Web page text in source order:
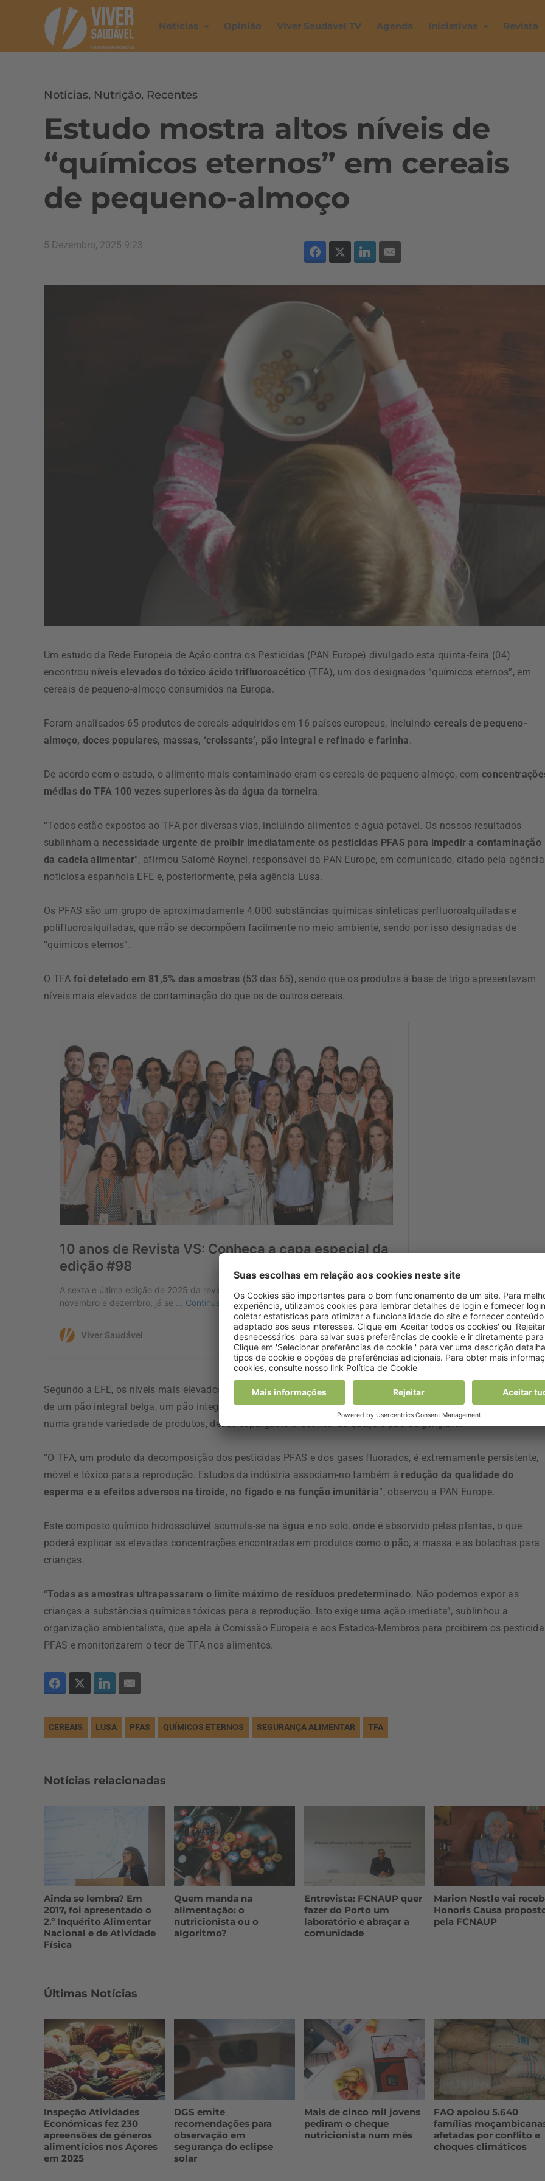
Notícias Opinião Viver Saudável TV Agenda Iniciativas Revista
Notícias, Nutrição, Recentes
Estudo mostra altos níveis de
“químicos eternos” em cereais
de pequeno-almoço
5 Dezembro, 2025 9:23
Um estudo da Rede Europeia de Ação contra os Pesticidas (PAN Europe) divulgado esta quinta-feira (04)
encontrou níveis elevados do tóxico ácido trifluoroacético (TFA), um dos designados “químicos eternos”, em
cereais de pequeno-almoço consumidos na Europa.
Foram analisados 65 produtos de cereais adquiridos em 16 países europeus, incluindo cereais de pequeno-
almoço, doces populares, massas, ‘croissants’, pão integral e refinado e farinha.
De acordo com o estudo, o alimento mais contaminado eram os cereais de pequeno-almoço, com
médias do TFA 100 vezes superiores às da água da torneira.
“Todos estão expostos ao TFA por diversas vias, incluindo alimentos e água potável. Os nossos resultados
sublinham a necessidade urgente de proibir imediatamente os pesticidas PFAS para impedir a contaminação
da cadeia alimentar“, afirmou Salomé Roynel, responsável da PAN Europe, em comunicado, citado pela agência
noticiosa espanhola EFE e, posteriormente, pela agência Lusa.
Os PFAS são um grupo de aproximadamente 4.000 substâncias químicas sintéticas perfluoroalquiladas e
polifluoroalquiladas, que não se decompõem facilmente no meio ambiente, sendo por isso designadas de
“químicos eternos”.
O TFA foi detetado em 81,5% das amostras (53 das 65), sendo que os produtos à base de trigo apresentavam
níveis mais elevados de contaminação do que os de outros cereais.
Segundo a EFE, os níveis mais elevados foram encontrados nuns cereais de pequeno-almoço irlandeses,
de um pão integral belga, um pão integral alemão e uma baguete francesa, mas a substância foi descoberta
numa grande variedade de produtos, desde esparguete a ‘scones’ de queijo e pão de gengibre.
“O TFA, um produto da decomposição dos pesticidas PFAS e dos gases fluorados, é extremamente persistente,
móvel e tóxico para a reprodução. Estudos da indústria associam-no também à redução da qualidade do
esperma e a efeitos adversos na tiroide, no fígado e na função imunitária“, observou a PAN Europe.
Este composto químico hidrossolúvel acumula-se na água e no solo, onde é absorvido pelas plantas, o que
poderá explicar as elevadas concentrações encontradas em produtos como o pão, a massa e as bolachas para
crianças.
“Todas as amostras ultrapassaram o limite máximo de resíduos predeterminado. Não podemos expor as
crianças a substâncias químicas tóxicas para a reprodução. Isto exige uma ação imediata”, sublinhou a
organização ambientalista, que apela à Comissão Europeia e aos Estados-Membros para proibirem os
PFAS e monitorizarem o teor de TFA nos alimentos.
CEREAIS LUSA PFAS QUÍMICOS ETERNOS SEGURANÇA ALIMENTAR TFA
Notícias relacionadas
Ainda se lembra? Em
2017, foi apresentado o
2.º Inquérito Alimentar
Nacional e de Atividade
Física
Quem manda na
alimentação: o
nutricionista ou o
algoritmo?
Entrevista: FCNAUP quer
fazer do Porto um
laboratório e abraçar a
comunidade
Marion Nestle vai
Honoris Causa
pela FCNAUP
Últimas Notícias
Inspeção Atividades
Económicas fez 230
apreensões de géneros
alimentícios nos Açores
em 2025
DGS emite
recomendações para
observação em
segurança do eclipse
solar
Mais de cinco mil jovens
pediram o cheque
nutricionista num mês
FAO apoiou 5.640
famílias
afetadas por conflito e
choques climáticos